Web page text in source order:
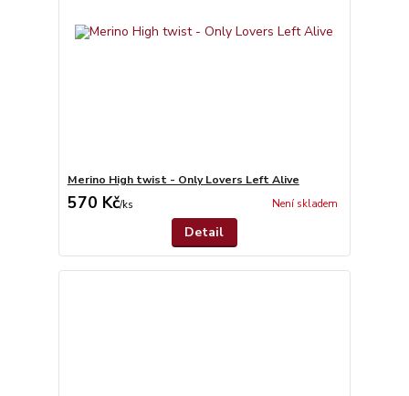
Merino High twist - Only Lovers Left Alive
570 Kč/ks Není skladem
Detail